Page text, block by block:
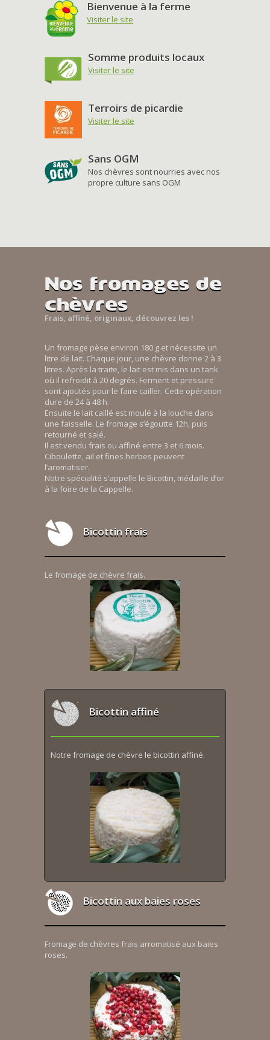
Bienvenue à la ferme
Visiter le site
Somme produits locaux
Visiter le site
Terroirs de picardie
Visiter le site
Sans OGM
Nos chèvres sont nourries avec nos
propre culture sans OGM
Nos fromages de
chèvres
Frais, affiné, originaux, découvrez les !
Un fromage pèse environ 180 g et nécessite un
litre de lait. Chaque jour, une chèvre donne 2 à 3
litres. Après la traite, le lait est mis dans un tank
où il refroidit à 20 degrés. Ferment et pressure
sont ajoutés pour le faire cailler. Cette opération
dure de 24 à 48 h.
Ensuite le lait caillé est moulé à la louche dans
une faisselle. Le fromage s’égoutte 12h, puis
retourné et salé.
Il est vendu frais ou affiné entre 3 et 6 mois.
Ciboulette, ail et fines herbes peuvent
l’aromatiser.
Notre spécialité s’appelle le Bicottin, médaille d’or
à la foire de la Cappelle.
Bicottin frais
Le fromage de chèvre frais.
Bicottin affiné
Notre fromage de chèvre le bicottin affiné.
Bicottin aux baies roses
Fromage de chèvres frais arromatisé aux baies
roses.